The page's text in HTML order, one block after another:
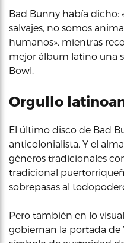
Bad Bunny había dicho:
salvajes, no somos
humanos», mientras
mejor álbum latino una
Bowl.
Orgullo
El último disco de Bad
anticolonialista. Y el
géneros tradicionales
tradicional
sobrepasas al
Pero también en lo
gobiernan la portada de